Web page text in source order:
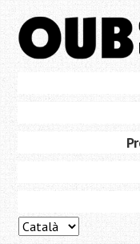
main
content